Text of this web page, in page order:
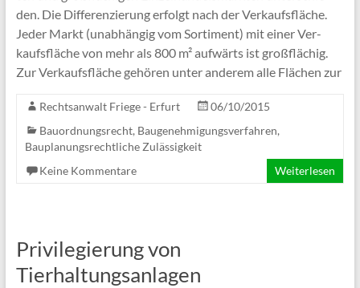
den. Die Dif­fe­ren­zie­rung erfolgt nach der Ver­kaufs­flä­che.
Jeder Markt (unab­hän­gig vom Sor­ti­ment) mit einer Ver­
kaufs­flä­che von mehr als 800 m² auf­wärts ist groß­flä­chig.
Zur Ver­kaufs­flä­che gehö­ren unter ande­rem alle Flä­chen zur
Rechtsanwalt Friege - Erfurt
06/10/2015
Bauordnungsrecht, Baugenehmigungsverfahren,
Bauplanungsrechtliche Zulässigkeit
Keine Kommentare
Weiterlesen
Privilegierung von
Tierhaltungsanlagen